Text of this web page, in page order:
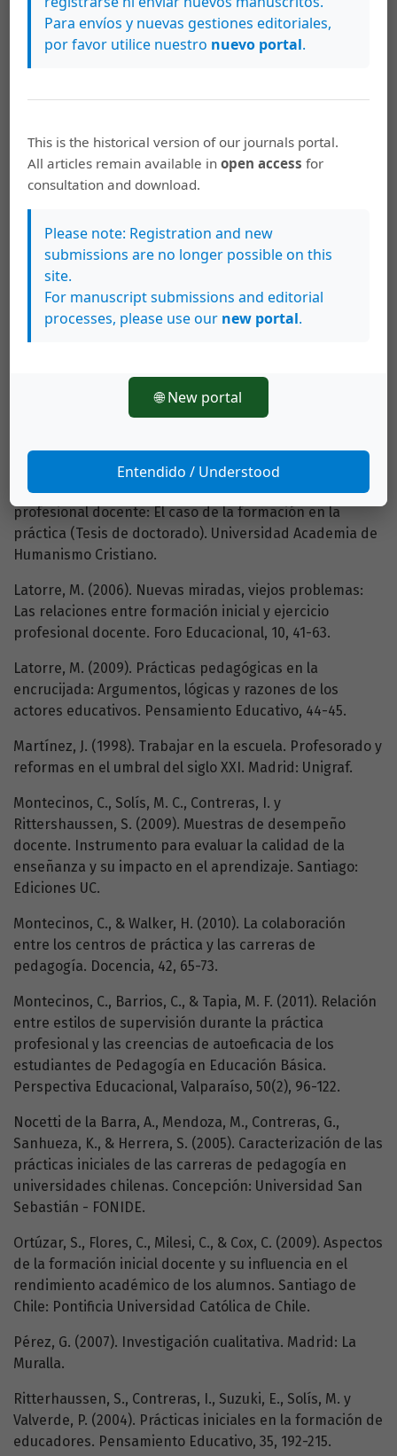
une conceptualisation de la situation de stage:
explorations internationales [Hacia una
conceptualización de la situación de práctica:
exploraciones internacionales]. Montreal: Editions du
Política y pedagogía. Buenos Aires: Paidós.
Diker, G., Terigi, F. (1997). La formación de maestros y
profesores: Hoja de ruta. México: Paidós.
Flick, U. (2007). Introducción a la investigación
cualitativa. Madrid: Morata.
Fullan, M., Hargreaves. A. (1996). La escuela que
queremos. B. Aires: Amorrortu.
Metodología de la investigación (5ª ed.). México:
Buenos Aires: Paidós
Labra, P. (2011). Construcción de conocimiento
profesional docente: El caso de la formación en la
práctica (Tesis de doctorado). Universidad Academia de
Humanismo Cristiano.
Latorre, M. (2006). Nuevas miradas, viejos problemas:
Las relaciones entre formación inicial y ejercicio
profesional docente. Foro Educacional, 10, 41-63.
Latorre, M. (2009). Prácticas pedagógicas en la
encrucijada: Argumentos, lógicas y razones de los
actores educativos. Pensamiento Educativo, 44-45.
Martínez, J. (1998). Trabajar en la escuela. Profesorado y
reformas en el umbral del siglo XXI. Madrid: Unigraf.
Montecinos, C., Solís, M. C., Contreras, I. y
Rittershaussen, S. (2009). Muestras de desempeño
docente. Instrumento para evaluar la calidad de la
enseñanza y su impacto en el aprendizaje. Santiago:
Ediciones UC.
Montecinos, C., & Walker, H. (2010). La colaboración
entre los centros de práctica y las carreras de
pedagogía. Docencia, 42, 65-73.
Montecinos, C., Barrios, C., & Tapia, M. F. (2011). Relación
entre estilos de supervisión durante la práctica
profesional y las creencias de autoeficacia de los
estudiantes de Pedagogía en Educación Básica.
Perspectiva Educacional, Valparaíso, 50(2), 96-122.
Nocetti de la Barra, A., Mendoza, M., Contreras, G.,
Sanhueza, K., & Herrera, S. (2005). Caracterización de las
prácticas iniciales de las carreras de pedagogía en
universidades chilenas. Concepción: Universidad San
Sebastián - FONIDE.
Ortúzar, S., Flores, C., Milesi, C., & Cox, C. (2009). Aspectos
de la formación inicial docente y su influencia en el
rendimiento académico de los alumnos. Santiago de
Chile: Pontificia Universidad Católica de Chile.
Pérez, G. (2007). Investigación cualitativa. Madrid: La
Muralla.
Ritterhaussen, S., Contreras, I., Suzuki, E., Solís, M. y
Valverde, P. (2004). Prácticas iniciales en la formación de
educadores. Pensamiento Educativo, 35, 192-215.
Para envíos y nuevas gestiones editoriales,
por favor utilice nuestro nuevo portal.
This is the historical version of our journals portal.
All articles remain available inopen access for
consultation and download.
Please note: Registration and new
submissions are no longer possible on this
site.
For manuscript submissions and editorial
processes, please use our new portal.
🌐 New portal
Entendido / Understood